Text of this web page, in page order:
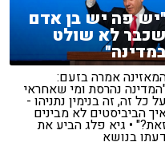
פה יש בן אדם
לא שולט
אמרה בזעם:
נהרסת ומי שאחראי
על כל זה, זה בנימין נתניהו -
הביביסטים לא מבינים
זאת?" • גיא פלג הביע את
דעתו בנושא